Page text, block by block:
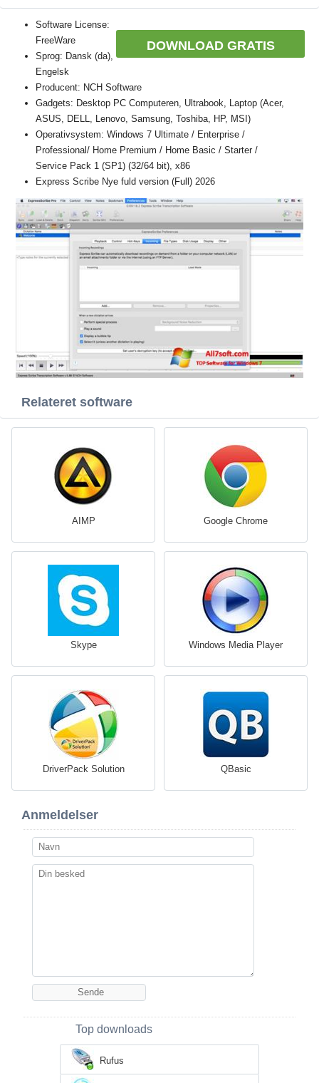
DOWNLOAD GRATIS
Software License:
FreeWare
Sprog: Dansk (da),
Engelsk
Producent: NCH Software
Gadgets: Desktop PC Computeren, Ultrabook, Laptop (Acer,
ASUS, DELL, Lenovo, Samsung, Toshiba, HP, MSI)
Operativsystem: Windows 7 Ultimate / Enterprise /
Professional/ Home Premium / Home Basic / Starter /
Service Pack 1 (SP1) (32/64 bit), x86
Express Scribe Nye fuld version (Full) 2026
Relateret software
AIMP Google Chrome
Skype Windows Media Player
DriverPack Solution QBasic
Anmeldelser
Top downloads
Rufus